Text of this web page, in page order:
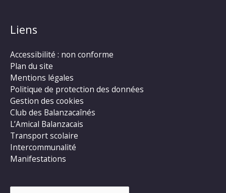
Liens
Accessibilité : non conforme
Plan du site
Mentions légales
Politique de protection des données
Gestion des cookies
Club des Balanzacaînés
L’Amical Balanzacais
Transport scolaire
Intercommunalité
Manifestations